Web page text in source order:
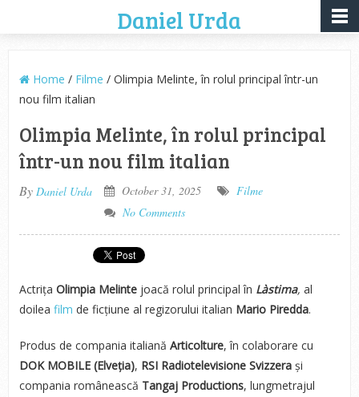
Daniel Urda
Home / Filme / Olimpia Melinte, în rolul principal într-un
nou film italian
Olimpia Melinte, în rolul principal
într-un nou film italian
By Daniel Urda October 31, 2025
Filme
No Comments
Actrița Olimpia Melintejoacă rolul principal în Làstima, al
doilea film de ficțiune al regizorului italian Mario Piredda.
Produs de compania italiană Articolture, în colaborare cu
DOK MOBILE (Elveția), RSI Radiotelevisione Svizzerași
compania românească Tangaj Productions, lungmetrajul